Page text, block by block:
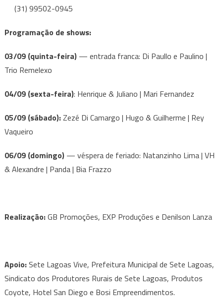
(31) 99502-0945
Programação de shows:
03/09 (quinta-feira)— entrada franca: Di Paullo e Paulino |
Trio Remelexo
04/09 (sexta-feira): Henrique & Juliano | Mari Fernandez
05/09 (sábado):Zezé Di Camargo | Hugo & Guilherme | Rey
Vaqueiro
06/09 (domingo)— véspera de feriado: Natanzinho Lima | VH
& Alexandre | Panda | Bia Frazzo
Realização:GB Promoções, EXP Produções e Denilson Lanza
Apoio:Sete Lagoas Vive, Prefeitura Municipal de Sete Lagoas,
Sindicato dos Produtores Rurais de Sete Lagoas, Produtos
Coyote, Hotel San Diego e Bosi Empreendimentos.